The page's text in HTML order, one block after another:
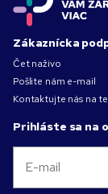
Zákaznícka
Čet naživo
Pošlite nám e-mail
Kontaktujte nás na
Prihláste sa na